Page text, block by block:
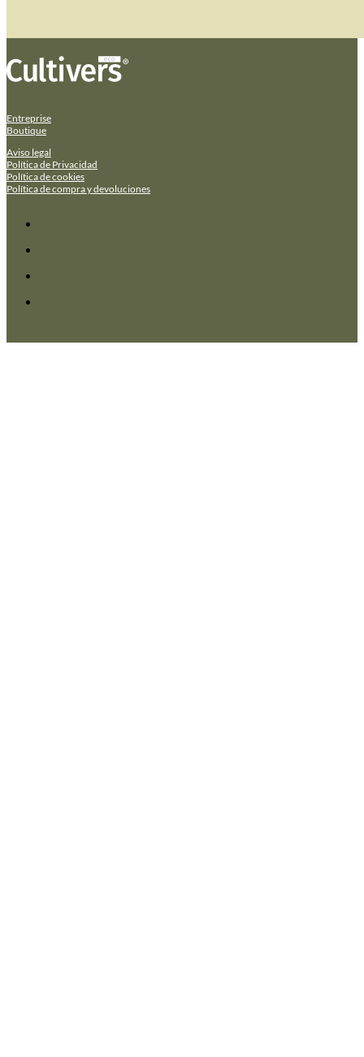
Entreprise
Boutique
Aviso legal
Política de Privacidad
Política de cookies
Política de compra y devoluciones